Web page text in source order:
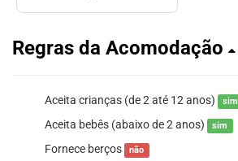
Regras da Acomodação
Aceita crianças (de 2 até 12 anos) sim
Aceita bebês (abaixo de 2 anos) sim
Fornece berços não